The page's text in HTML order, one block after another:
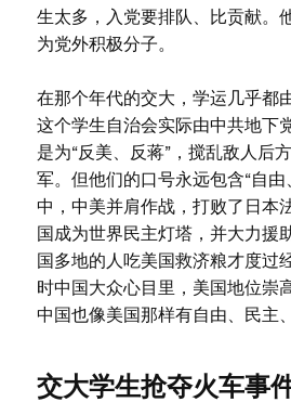
生太多，入党要排队、比贡献。
为党外积极分子。
在那个年代的交大，学运几乎都
这个学生自治会实际由中共地下
是为“反美、反蒋”，搅乱敌人后
军。但他们的口号永远包含“自
中，中美并肩作战，打败了日本
国成为世界民主灯塔，并大力援
国多地的人吃美国救济粮才度过
时中国大众心目里，美国地位崇
中国也像美国那样有自由、民主
交大学生抢夺火车事